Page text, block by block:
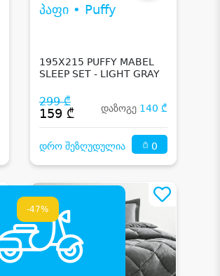
პაფი • Puffy
195X215 PUFFY MABEL
SLEEP SET - LIGHT GRAY
299 ₾
159 ₾ დაზოგე 140 ₾
დრო შეზღუდულია 0
-47%